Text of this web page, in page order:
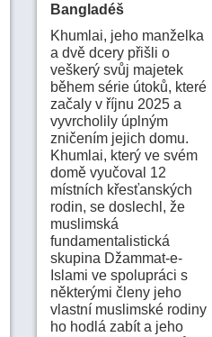
Bangladéš
Khumlai, jeho manželka
a dvě dcery přišli o
veškerý svůj majetek
během série útoků, které
začaly v říjnu 2025 a
vyvrcholily úplným
zničením jejich domu.
Khumlai, který ve svém
domě vyučoval 12
místních křesťanských
rodin, se doslechl, že
muslimská
fundamentalistická
skupina Džammat-e-
Islami ve spolupráci s
některými členy jeho
vlastní muslimské rodiny
ho hodlá zabít a jeho